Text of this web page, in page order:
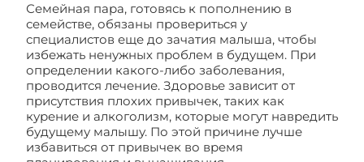
Семейная пара, готовясь к пополнению в
семействе, обязаны провериться у
специалистов еще до зачатия малыша, чтобы
избежать ненужных проблем в будущем. При
определении какого-либо заболевания,
проводится лечение. Здоровье зависит от
присутствия плохих привычек, таких как
курение и алкоголизм, которые могут навредить
будущему малышу. По этой причине лучше
избавиться от привычек во время